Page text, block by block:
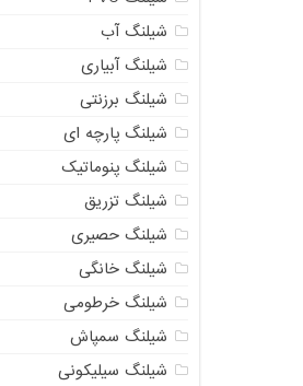
شیلنگ آب
شیلنگ آبیاری
شیلنگ برزنتی
شیلنگ پارچه ای
شیلنگ پنوماتیک
شیلنگ تزریق
شیلنگ حصیری
شیلنگ خانگی
شیلنگ خرطومی
شیلنگ سمپاش
شیلنگ سیلیکونی